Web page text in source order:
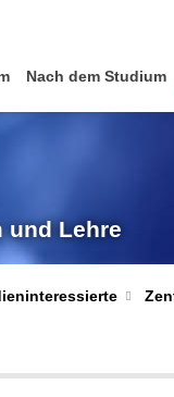
Nach dem Studium
und Lehre